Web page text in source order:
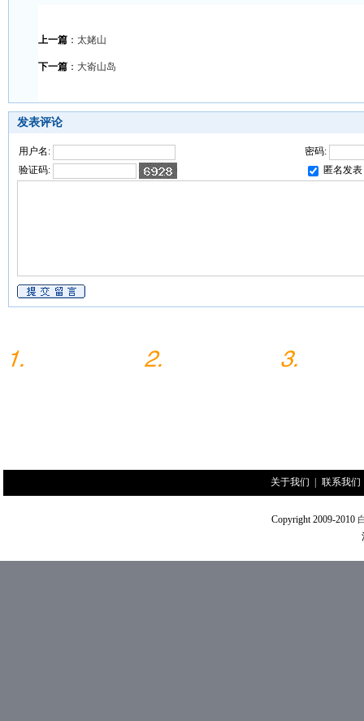
上一篇： 太姥山
下一篇： 大嵛山岛
发表评论
用户名:
密码:
验证码:
匿名发表
关于我们 联系我们
Copyright 2009-2010